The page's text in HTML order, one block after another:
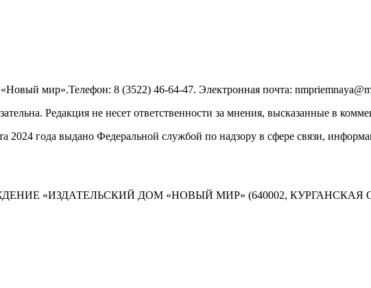
мир».Телефон: 8 (3522) 46-64-47. Электронная почта:
Редакция не несет ответственности за мнения, высказанные в
года выдано Федеральной службой по надзору в сфере связи,
«ИЗДАТЕЛЬСКИЙ ДОМ «НОВЫЙ МИР» (640002, КУРГАНСКАЯ